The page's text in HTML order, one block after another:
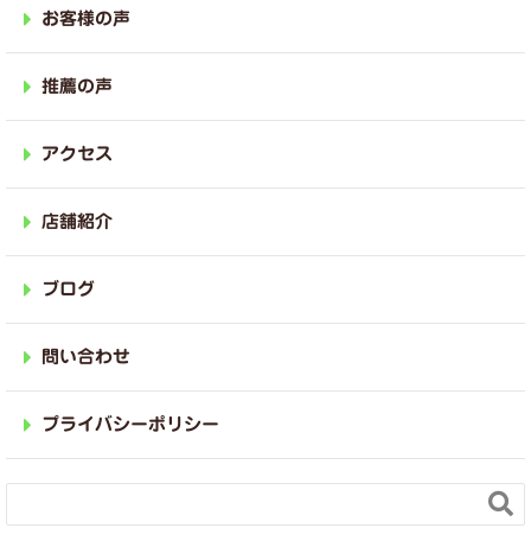
お客様の声
推薦の声
アクセス
店舗紹介
ブログ
問い合わせ
プライバシーポリシー
